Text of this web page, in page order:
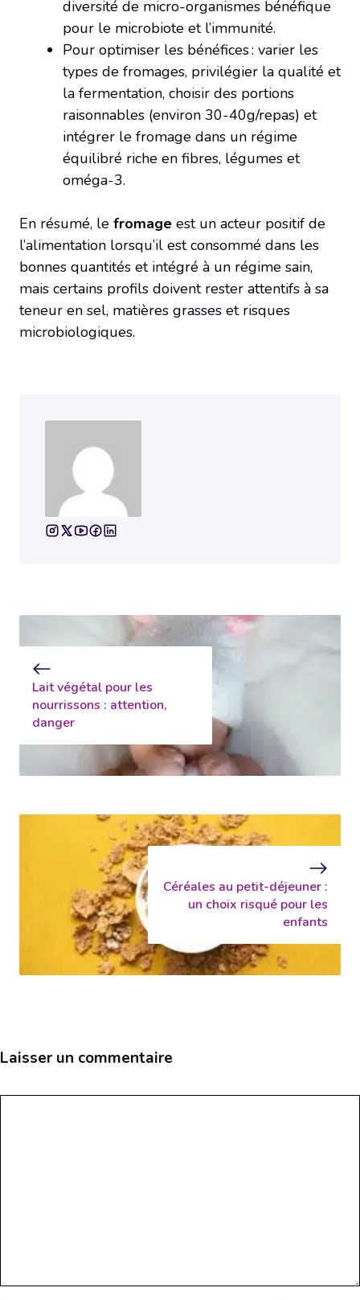
diversité de micro-organismes bénéfique
pour le microbiote et l’immunité.
Pour optimiser les bénéfices : varier les
types de fromages, privilégier la qualité et
la fermentation, choisir des portions
raisonnables (environ 30-40g/repas) et
intégrer le fromage dans un régime
équilibré riche en fibres, légumes et
oméga-3.
En résumé, le fromage est un acteur positif de
l’alimentation lorsqu’il est consommé dans les
bonnes quantités et intégré à un régime sain,
mais certains profils doivent rester attentifs à sa
teneur en sel, matières grasses et risques
microbiologiques.
Lait végétal pour les
nourrissons : attention,
danger
Céréales au petit-déjeuner :
un choix risqué pour les
enfants
Laisser un commentaire